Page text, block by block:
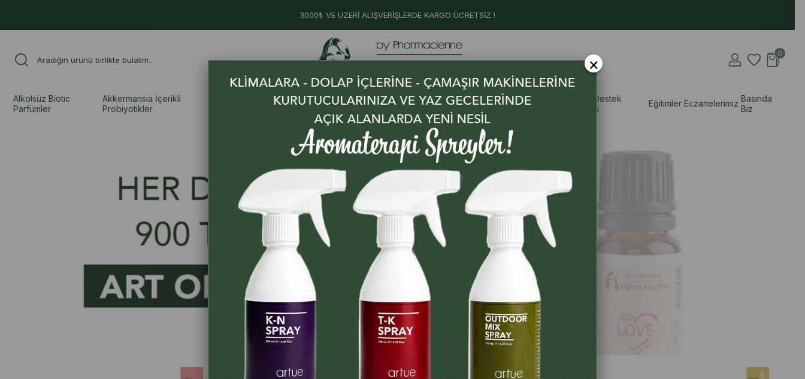
3000₺ VE ÜZERİ ALIŞVERİŞLERDE KARGO ÜCRETSİZ !
0
Alkolsüz Biotic
Parfümler
Akkermansia İçerikli
Probiyotikler
Uçucu ve Sabit
Ürünler
Faydalı Yağlarda
İhtiyaca Göre Aromerapi
Doğal Destek
Rehberi
Eğitimler Eczanelerimiz Basında
Biz
×